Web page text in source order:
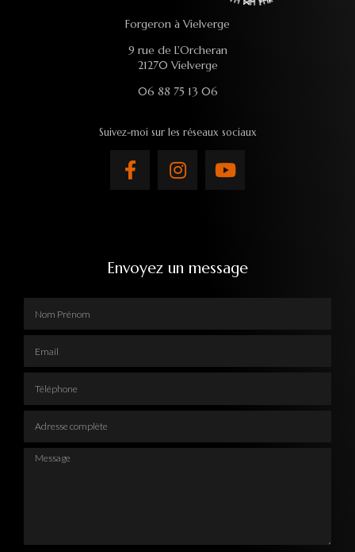
Forgeron à Vielverge
9 rue de L'Orcheran
21270 Vielverge
06 88 75 13 06
Suivez-moi sur les réseaux sociaux
Envoyez un message
Message